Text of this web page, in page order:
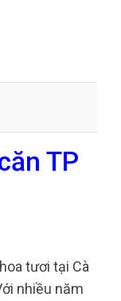
TP
tươi tại Cà
nhiều năm